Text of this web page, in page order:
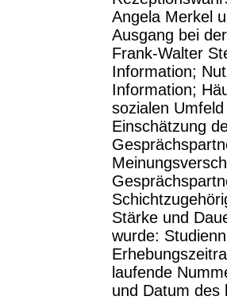
Angela Merkel
Ausgang bei
Frank-Walter
Information;
Information;
sozialen
Einschätzung
Stärke und
wurde:
laufende
und Datum des